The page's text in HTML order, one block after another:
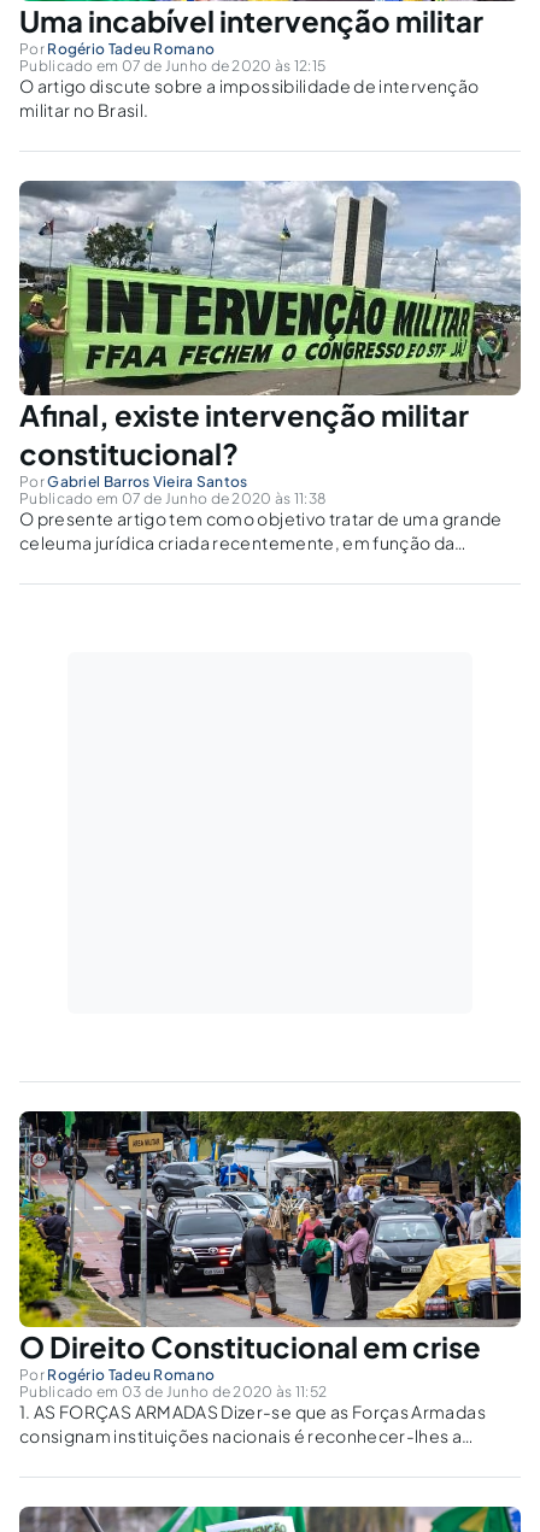
Uma incabível intervenção militar
Por Rogério Tadeu Romano
Publicado em 07 de Junho de 2020 às 12:15
O artigo discute sobre a impossibilidade de intervenção
militar no Brasil.
Afinal, existe intervenção militar
constitucional?
PorGabriel Barros Vieira Santos
Publicado em 07 de Junho de 2020 às 11:38
O presente artigo tem como objetivo tratar de uma grande
celeuma jurídica criada recentemente, em função da
142 da Constituição Federal, legitimando, em tese, uma
O Direito Constitucional em crise
Por Rogério Tadeu Romano
Publicado em 03 de Junho de 2020 às 11:52
1. AS FORÇAS ARMADAS Dizer-se que as Forças Armadas
consignam instituições nacionais é reconhecer-lhes a
institucional. Por outro lado, declará-las como instituições
permanentes e regulares significa dizer que elas estão